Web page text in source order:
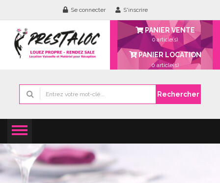
Se connecter S'inscrire
PANIER VENTE
0 article(s)
PANIER LOCATION
0 article(s)
Rechercher